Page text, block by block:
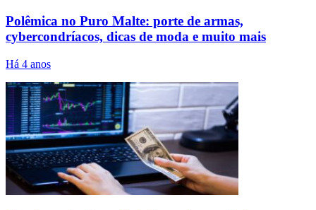
Polêmica no Puro Malte: porte de armas,
cybercondríacos, dicas de moda e muito mais
Há 4 anos